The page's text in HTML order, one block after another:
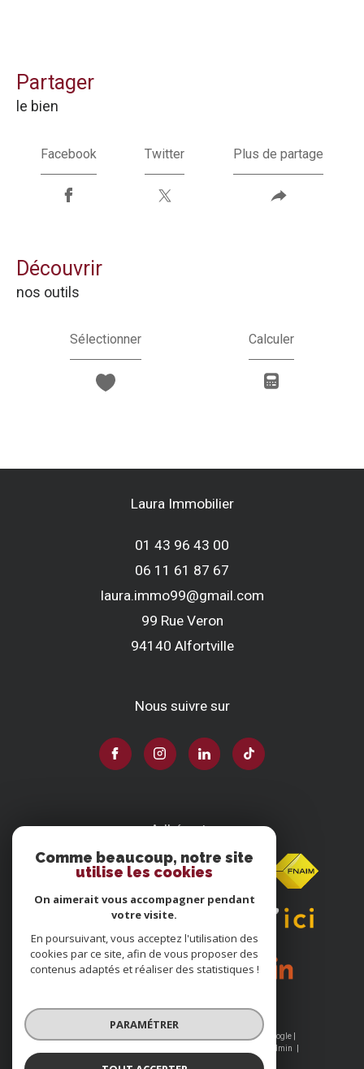
partager
le bien
Facebook Twitter Plus de partage
découvrir
nos outils
Sélectionner Calculer
Laura Immobilier
01 43 96 43 00
06 11 61 87 67
laura.immo99@gmail.com
99 Rue Veron
94140
alfortville
Nous suivre sur
Adhérents
© 2026 | Tous droits réservés | Traduction powered by Google |
Admin
Comme beaucoup, notre site
utilise les cookies
On aimerait vous accompagner pendant
votre visite.
En poursuivant, vous acceptez l'utilisation des
cookies par ce site, afin de vous proposer des
contenus adaptés et réaliser des statistiques !
PARAMÉTRER